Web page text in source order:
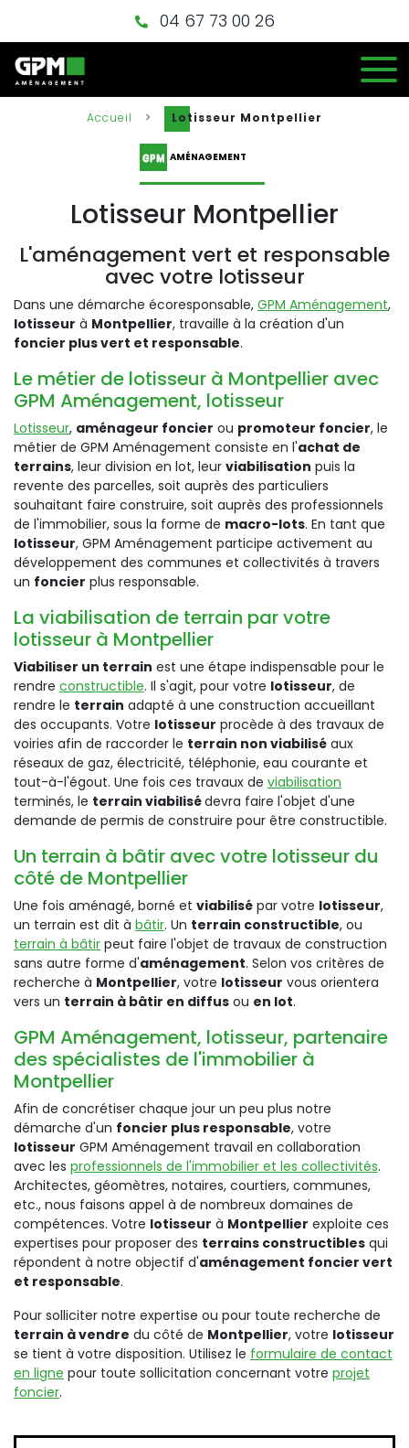
04 67 73 00 26
Accueil > Lotisseur Montpellier
AMÉNAGEMENT
Lotisseur Montpellier
L'aménagement vert et responsable
avec votre lotisseur
Dans une démarche écoresponsable, GPM Aménagement,
lotisseur à Montpellier, travaille à la création d'un
foncier plus vert et responsable.
Le métier de lotisseur à Montpellier avec
GPM Aménagement, lotisseur
Lotisseur, aménageur foncier ou promoteur foncier, le
métier de GPM Aménagement consiste en l'achat de
terrains, leur division en lot, leur viabilisation puis la
revente des parcelles, soit auprès des particuliers
souhaitant faire construire, soit auprès des professionnels
de l'immobilier, sous la forme de macro-lots. En tant que
lotisseur, GPM Aménagement participe activement au
développement des communes et collectivités à travers
un foncier plus responsable.
La viabilisation de terrain par votre
lotisseur à Montpellier
Viabiliser un terrain est une étape indispensable pour le
rendre constructible. Il s'agit, pour votre lotisseur, de
rendre le terrain adapté à une construction accueillant
des occupants. Votre lotisseur procède à des travaux de
voiries afin de raccorder le terrain non viabilisé aux
réseaux de gaz, électricité, téléphonie, eau courante et
tout-à-l'égout. Une fois ces travaux de viabilisation
terminés, le terrain viabilisédevra faire l'objet d'une
demande de permis de construire pour être constructible.
Un terrain à bâtir avec votre lotisseur du
côté de Montpellier
Une fois aménagé, borné et viabilisé par votre lotisseur,
un terrain est dit à bâtir. Un terrain constructible, ou
terrain à bâtir peut faire l'objet de travaux de construction
sans autre forme d'aménagement. Selon vos critères de
recherche à Montpellier, votre lotisseur vous orientera
vers un terrain à bâtir en diffus ou en lot.
GPM Aménagement, lotisseur, partenaire
des spécialistes de l'immobilier à
Montpellier
Afin de concrétiser chaque jour un peu plus notre
démarche d'un foncier plus responsable, votre
lotisseur GPM Aménagement travail en collaboration
avec les professionnels de l'immobilier et les collectivités.
Architectes, géomètres, notaires, courtiers, communes,
etc., nous faisons appel à de nombreux domaines de
compétences. Votre lotisseur à Montpellier exploite ces
expertises pour proposer des terrains constructibles qui
répondent à notre objectif d'aménagement foncier vert
et responsable.
Pour solliciter notre expertise ou pour toute recherche de
terrain à vendre du côté de Montpellier, votre lotisseur
se tient à votre disposition. Utilisez le formulaire de contact
en ligne pour toute sollicitation concernant votre projet
foncier.